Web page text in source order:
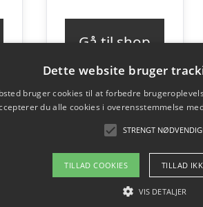
kr. 6.000,00.kr.
Gå til shop
Dette website bruger
bruger cookies til at forbedre
du alle cookies i overensstemmelse
STRENGT
TILLAD COOKIES TILLAD
VIS DETALJER